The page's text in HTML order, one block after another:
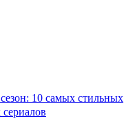
10 самых стильных
сериалов